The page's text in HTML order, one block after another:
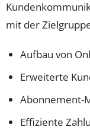
mit der
Aufbau von
Erweiterte
Abonnement-
Effiziente